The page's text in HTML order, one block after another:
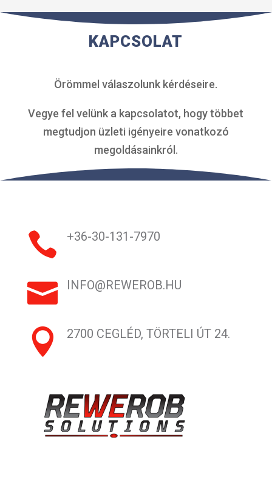
KAPCSOLAT
Örömmel válaszolunk kérdéseire.
Vegye fel velünk a kapcsolatot, hogy többet
megtudjon üzleti igényeire vonatkozó
megoldásainkról.
 +36-30-131-7970
 INFO@REWEROB.HU
 2700 CEGLÉD, TÖRTELI ÚT 24.